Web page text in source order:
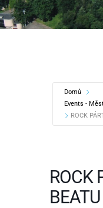
Domů
Events -
ROCK
ROCK
BEATU